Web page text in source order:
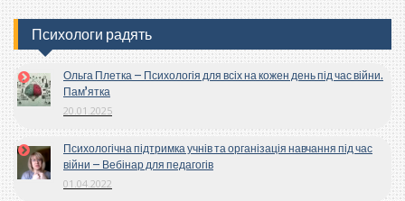
Психологи радять
Ольга Плетка – Психологія для всіх на кожен день під час війни.
Пам’ятка
20.01.2025
Психологічна підтримка учнів та організація навчання під час
війни – Вебінар для педагогів
01.04.2022